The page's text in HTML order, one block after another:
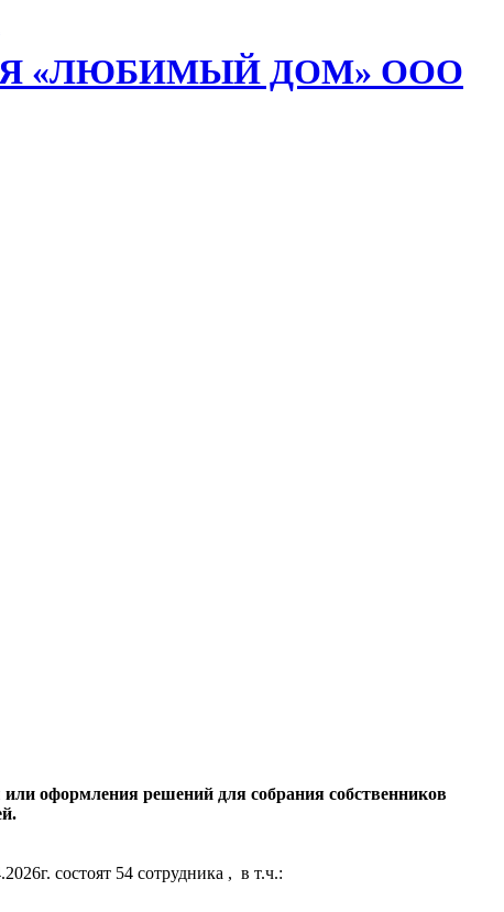
«ЛЮБИМЫЙ ДОМ» ООО
оформления решений для собрания собственников
состоят 54 сотрудника , в т.ч.: